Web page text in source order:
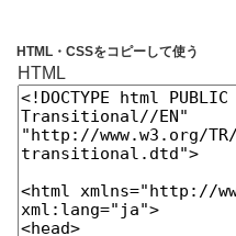
HTML・CSSをコピーして使う
HTML